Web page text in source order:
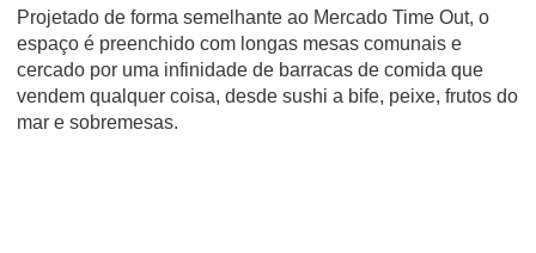
Projetado de forma semelhante ao Mercado Time Out, o
espaço é preenchido com longas mesas comunais e
cercado por uma infinidade de barracas de comida que
vendem qualquer coisa, desde sushi a bife, peixe, frutos do
mar e sobremesas.